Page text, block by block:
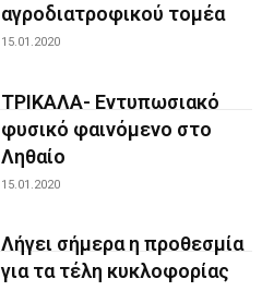
αγροδιατροφικού τομέα
15.01.2020
ΤΡΙΚΑΛΑ- Εντυπωσιακό
φυσικό φαινόμενο στο
Ληθαίο
15.01.2020
Λήγει σήμερα η προθεσμία
για τα τέλη κυκλοφορίας